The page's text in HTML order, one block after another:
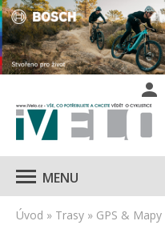
MENU
Úvod » Trasy » GPS & Mapy